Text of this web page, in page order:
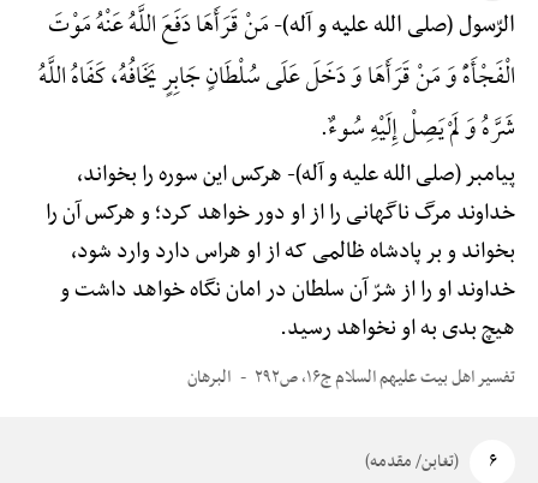
الرّسول (صلی الله علیه و آله)-مَنْ قَرَأَهَا دَفَعَ اللَّهُ عَنْهُ مَوْتَ
الْفَجْأَهًْ وَ مَنْ قَرَأَهَا وَ دَخَلَ عَلَی سُلْطَانٍ جَابِرٍ یَخَافُهُ، کَفَاهُ اللَّهُ
شَرَّهُ وَ لَمْ یَصِلْ إِلَیْهِ سُوءٌ.
پیامبر (صلی الله علیه و آله)-هرکس این سوره را بخواند،
خداوند مرگ ناگهانی را از او دور خواهد کرد؛ و هرکس آن را
بخواند و بر پادشاه ظالمی که از او هراس دارد وارد شود،
خداوند او را از شرّ آن سلطان در امان نگاه خواهد داشت و
هیچ بدی به او نخواهد رسید.
تفسیر اهل بیت علیهم السلام ج۱۶، ص۲۹۲ البرهان
۶ (تغابن/ مقدمه)